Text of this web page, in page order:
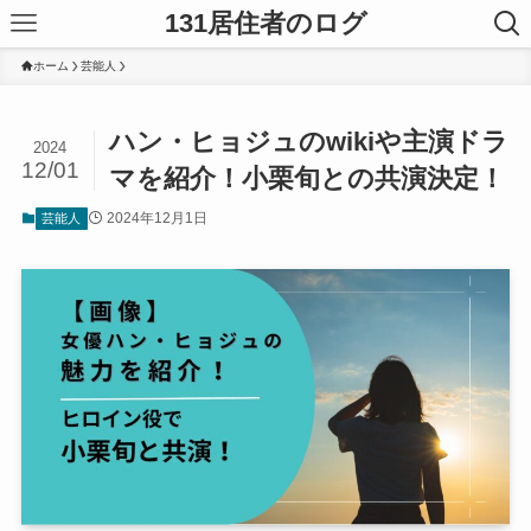
131居住者のログ
ホーム 芸能人
ハン・ヒョジュのwikiや主演ドラ
マを紹介！小栗旬との共演決定！
2024
12/01
芸能人 2024年12月1日